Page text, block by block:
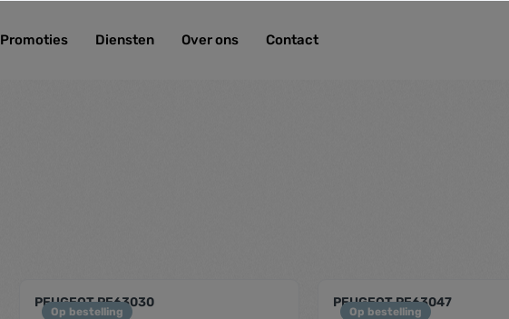
Promoties Diensten Over ons Contact
Op bestelling
PEUGEOT PE63030
Op bestelling
PEUGEOT PE63047